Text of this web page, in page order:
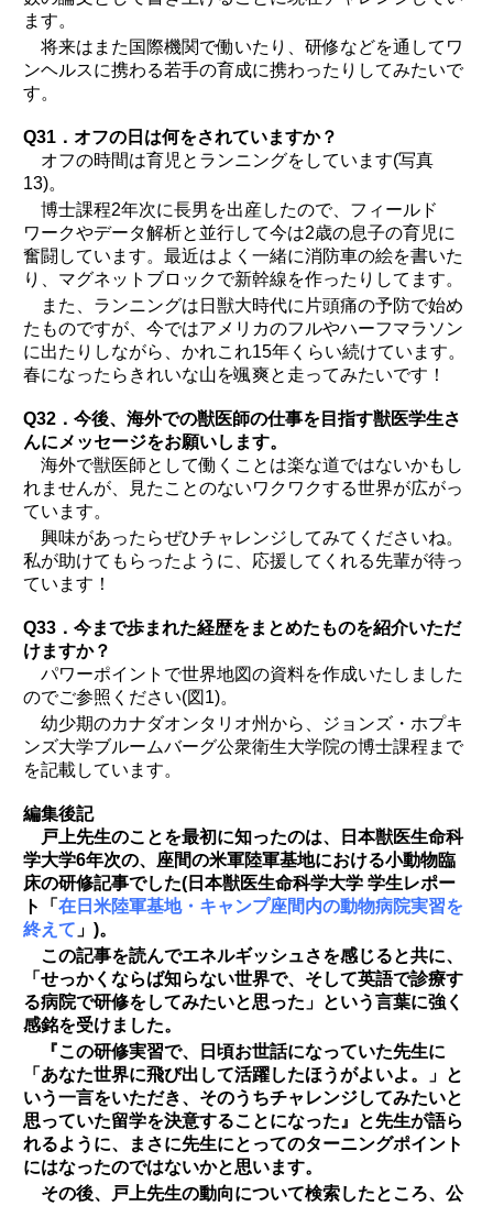
ます。
将来はまた国際機関で働いたり、研修などを通してワ
ンヘルスに携わる若手の育成に携わったりしてみたいで
す。
Q31．オフの日は何をされていますか？
オフの時間は育児とランニングをしています(写真
13)。
博士課程2年次に長男を出産したので、フィールド
ワークやデータ解析と並行して今は2歳の息子の育児に
奮闘しています。最近はよく一緒に消防車の絵を書いた
り、マグネットブロックで新幹線を作ったりしてます。
また、ランニングは日獣大時代に片頭痛の予防で始め
たものですが、今ではアメリカのフルやハーフマラソン
に出たりしながら、かれこれ15年くらい続けています。
春になったらきれいな山を颯爽と走ってみたいです！
Q32．今後、海外での獣医師の仕事を目指す獣医学生さ
んにメッセージをお願いします。
海外で獣医師として働くことは楽な道ではないかもし
れませんが、見たことのないワクワクする世界が広がっ
ています。
興味があったらぜひチャレンジしてみてくださいね。
私が助けてもらったように、応援してくれる先輩が待っ
ています！
Q33．今まで歩まれた経歴をまとめたものを紹介いただ
けますか？
パワーポイントで世界地図の資料を作成いたしました
のでご参照ください(図1)。
幼少期のカナダオンタリオ州から、ジョンズ・ホプキ
ンズ大学ブルームバーグ公衆衛生大学院の博士課程まで
を記載しています。
編集後記
戸上先生のことを最初に知ったのは、日本獣医生命科
学大学6年次の、座間の米軍陸軍基地における小動物臨
床の研修記事でした(日本獣医生命科学大学 学生レポー
ト「 在日米陸軍基地・キャンプ座間内の動物病院実習を
終えて 」)。
この記事を読んでエネルギッシュさを感じると共に、
「せっかくならば知らない世界で、そして英語で診療す
る病院で研修をしてみたいと思った」という言葉に強く
感銘を受けました。
『この研修実習で、日頃お世話になっていた先生に
「あなた世界に飛び出して活躍したほうがよいよ。」と
いう一言をいただき、そのうちチャレンジしてみたいと
思っていた留学を決意することになった』と先生が語ら
れるように、まさに先生にとってのターニングポイント
にはなったのではないかと思います。
その後、戸上先生の動向について検索したところ、公